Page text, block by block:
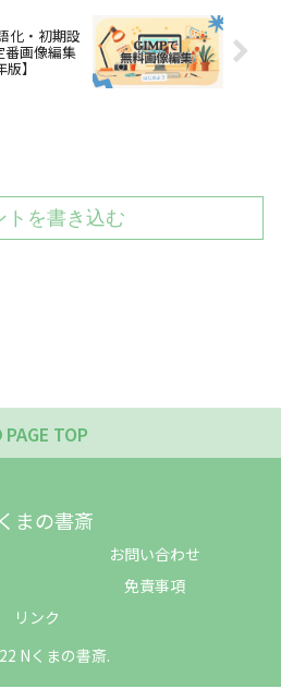
化・初期設
番画像編集
】
トを書き込む
PAGE TOP
まの書斎
お問い合わせ
免責事項
リンク
Nくまの書斎.